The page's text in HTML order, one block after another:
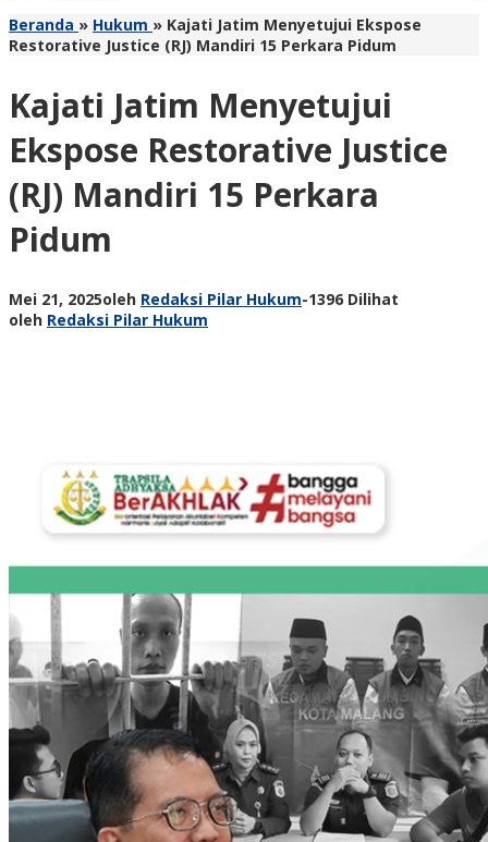
Beranda » Hukum » Kajati Jatim Menyetujui Ekspose
Restorative Justice (RJ) Mandiri 15 Perkara Pidum
Kajati Jatim Menyetujui
Ekspose Restorative Justice
(RJ) Mandiri 15 Perkara
Pidum
Mei 21, 2025oleh Redaksi Pilar Hukum-1396 Dilihat
oleh Redaksi Pilar Hukum